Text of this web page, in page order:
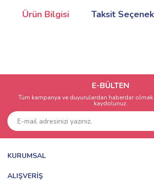
Ürün Bilgisi Taksit
E-BÜLTEN
Tüm kampanya ve duyurulardan haberdar
kaydolunuz.
KURUMSAL
ALIŞVERİŞ